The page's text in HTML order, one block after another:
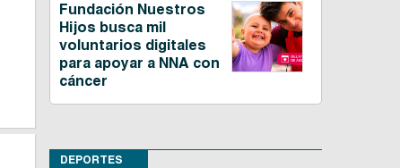
Fundación Nuestros
Hijos busca mil
voluntarios digitales
para apoyar a NNA con
cáncer
DEPORTES